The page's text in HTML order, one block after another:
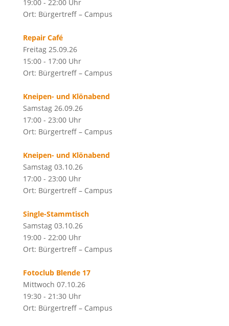
19:00 - 22:00 Uhr
Ort: Bürgertreff – Campus
Repair Café
Freitag 25.09.26
15:00 - 17:00 Uhr
Ort: Bürgertreff – Campus
Kneipen- und Klönabend
Samstag 26.09.26
17:00 - 23:00 Uhr
Ort: Bürgertreff – Campus
Kneipen- und Klönabend
Samstag 03.10.26
17:00 - 23:00 Uhr
Ort: Bürgertreff – Campus
Single-Stammtisch
Samstag 03.10.26
19:00 - 22:00 Uhr
Ort: Bürgertreff – Campus
Fotoclub Blende 17
Mittwoch 07.10.26
19:30 - 21:30 Uhr
Ort: Bürgertreff – Campus